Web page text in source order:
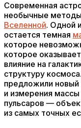
Современная
необычные методы
Вселенной. Одной
остается темная
которое
которое
влияние на
структуру
предложили новый
и измерения
пульсаров —
из самых точных